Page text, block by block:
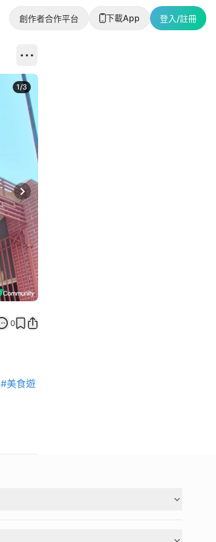
創作者合作平台 下載App 登入/註冊
Next slide
1/3
0
#美食遊